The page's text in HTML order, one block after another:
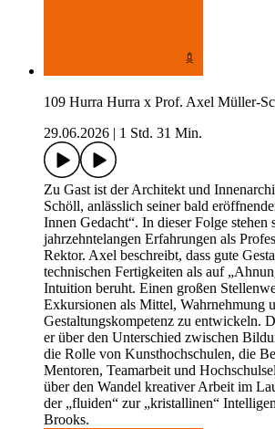
109 Hurra Hurra x Prof. Axel Müller-
29.06.2026
1 Std. 31 Min.
Zu Gast ist der Architekt und
Schöll, anlässlich seiner bald
Innen Gedacht“. In dieser Folge stehen
jahrzehntelangen Erfahrungen als
Rektor. Axel beschreibt, dass gute
technischen Fertigkeiten als auf
Intuition beruht. Einen großen
Exkursionen als Mittel, Wahrnehmung
Gestaltungskompetenz zu entwickeln.
er über den Unterschied zwischen
die Rolle von Kunsthochschulen, die
Mentoren, Teamarbeit und
über den Wandel kreativer Arbeit im
der „fluiden“ zur „kristallinen“
Brooks.